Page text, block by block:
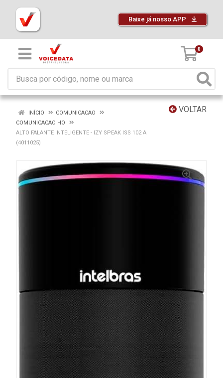
Baixe já nosso APP
0
VOLTAR
INÍCIO
COMUNICACAO
COMUNICACAO HO
ALTO FALANTE INTELIGENTE - IZY SPEAK ISS 102 A
(4011025)